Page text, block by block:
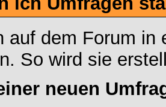
auf dem Forum in
So wird sie
neuen